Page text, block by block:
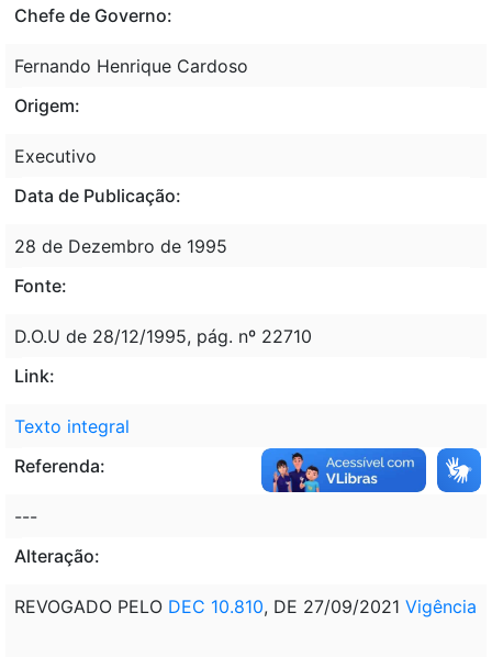
Chefe de Governo:
Fernando Henrique Cardoso
Origem:
Executivo
Data de Publicação:
28 de Dezembro de 1995
Fonte:
D.O.U de 28/12/1995, pág. nº 22710
Link:
Texto integral
Referenda:
---
Alteração:
REVOGADO PELO DEC 10.810, DE 27/09/2021 Vigência